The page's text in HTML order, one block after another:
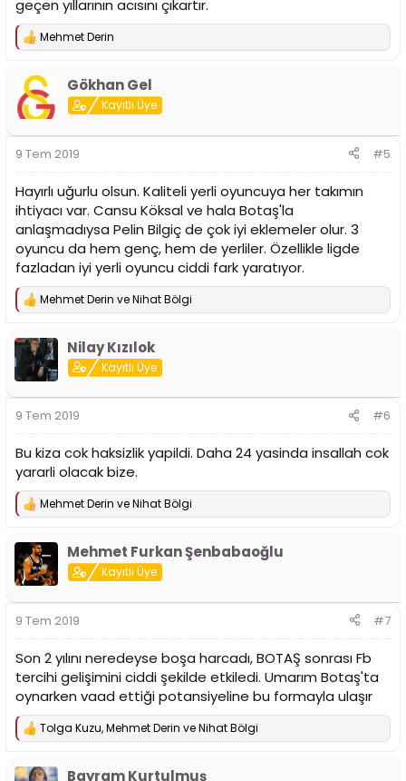
geçen yıllarının acısını çıkartır.
T
k
i
l
Mehmet Derin
Gökhan Gel
Kayıtlı Üye
9 Tem 2019 #5
Hayırlı uğurlu olsun. Kaliteli yerli oyuncuya her takımın
ihtiyacı var. Cansu Köksal ve hala Botaş'la
anlaşmadıysa Pelin Bilgiç de çok iyi eklemeler olur. 3
oyuncu da hem genç, hem de yerliler. Özellikle ligde
fazladan iyi yerli oyuncu ciddi fark yaratıyor.
T
k
Mehmet Derin veNihat Bölgi
Nilay Kızılok
Kayıtlı Üye
9 Tem 2019 #6
Bu kiza cok haksizlik yapildi. Daha 24 yasinda insallah cok
yararli olacak bize.
T
p
k
i
l
Mehmet Derin veNihat Bölgi
Mehmet Furkan Şenbabaoğlu
Kayıtlı Üye
9 Tem 2019 #7
Son 2 yılını neredeyse boşa harcadı, BOTAŞ sonrası Fb
tercihi gelişimini ciddi şekilde etkiledi. Umarım Botaş'ta
oynarken vaad ettiği potansiyeline bu formayla ulaşır
T
k
Tolga Kuzu,Mehmet Derin veNihat Bölgi
Bayram Kurtulmuş